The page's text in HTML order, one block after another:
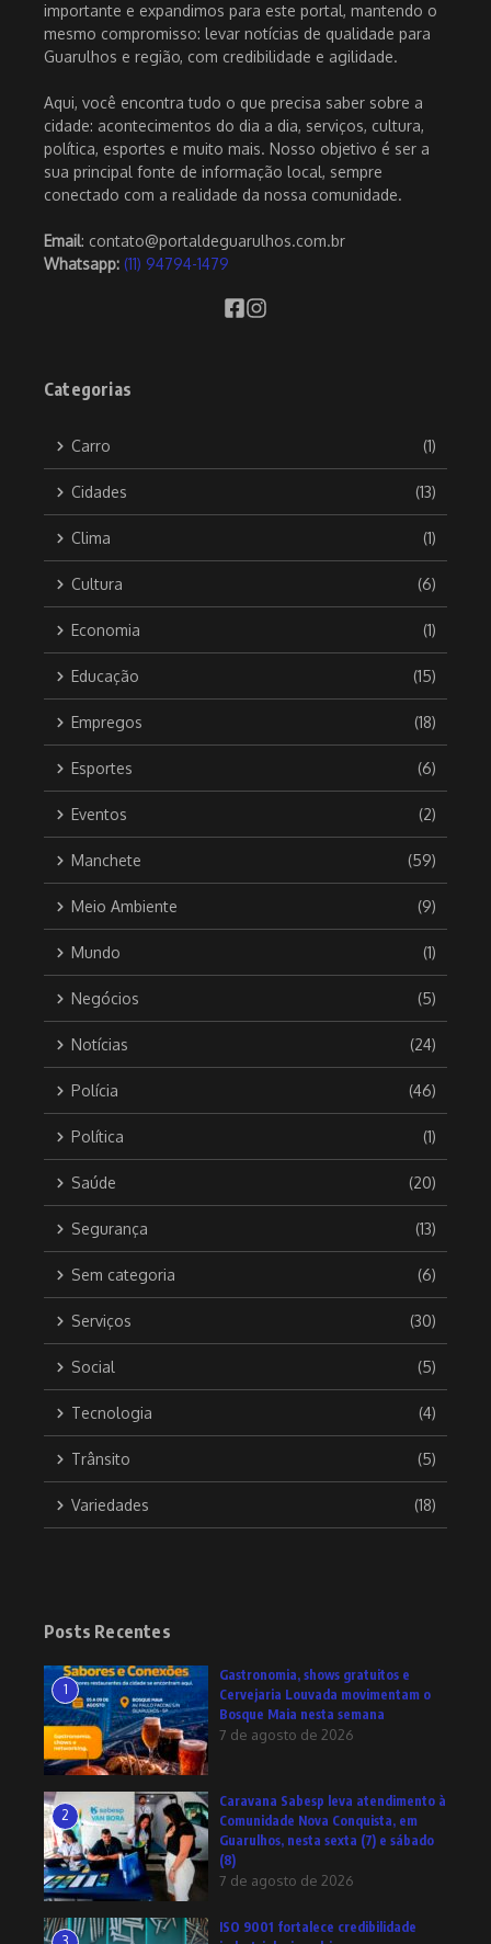
importante e expandimos para este portal, mantendo o
mesmo compromisso: levar notícias de qualidade para
Guarulhos e região, com credibilidade e agilidade.
Aqui, você encontra tudo o que precisa saber sobre a
cidade: acontecimentos do dia a dia, serviços, cultura,
política, esportes e muito mais. Nosso objetivo é ser a
sua principal fonte de informação local, sempre
conectado com a realidade da nossa comunidade.
Email: contato@portaldeguarulhos.com.br
Whatsapp: (11) 94794-1479
Categorias
Carro (1)
Cidades (13)
Clima (1)
Cultura (6)
Economia (1)
Educação (15)
Empregos (18)
Esportes (6)
Eventos (2)
Manchete (59)
Meio Ambiente (9)
Mundo (1)
Negócios (5)
Notícias (24)
Polícia (46)
Política (1)
Saúde (20)
Segurança (13)
Sem categoria (6)
Serviços (30)
Social (5)
Tecnologia (4)
Trânsito (5)
Variedades (18)
Posts Recentes
1
Gastronomia, shows gratuitos e
Cervejaria Louvada movimentam o
Bosque Maia nesta semana
7 de agosto de 2026
2
Caravana Sabesp leva atendimento à
Comunidade Nova Conquista, em
Guarulhos, nesta sexta (7) e sábado
(8)
7 de agosto de 2026
ISO 9001 fortalece credibilidade